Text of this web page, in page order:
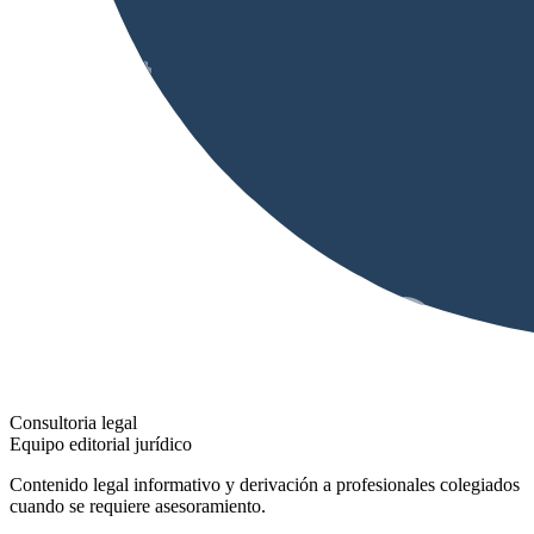
Consultoria legal
Equipo editorial jurídico
Contenido legal informativo y derivación a profesionales colegiados
cuando se requiere asesoramiento.